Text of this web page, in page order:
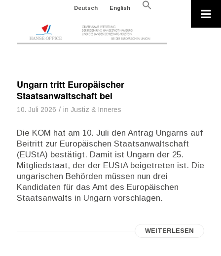
Deutsch English
Search
Ungarn tritt Europäischer
Staatsanwaltschaft bei
10. Juli 2026 / in Justiz & Inneres
Die KOM hat am 10. Juli den Antrag Ungarns auf
Beitritt zur Europäischen Staatsanwaltschaft
(EUStA) bestätigt. Damit ist Ungarn der 25.
Mitgliedstaat, der der EUStA beigetreten ist. Die
ungarischen Behörden müssen nun drei
Kandidaten für das Amt des Europäischen
Staatsanwalts in Ungarn vorschlagen.
WEITERLESEN